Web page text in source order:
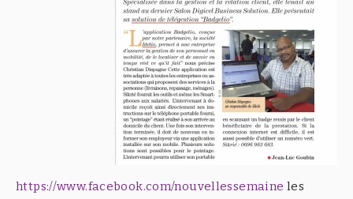
https://www.facebook.com/nouvellessemaine les